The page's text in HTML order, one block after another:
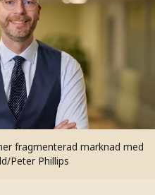
fragmenterad marknad med
Peter Phillips